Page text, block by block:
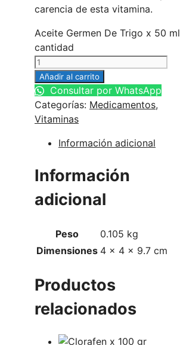
carencia de esta vitamina.
Aceite Germen De Trigo x 50 ml
cantidad
Añadir al carrito
Consultar por WhatsApp
Categorías: Medicamentos,
Vitaminas
Información adicional
Información
adicional
Peso
0.105 kg
Dimensiones 4 × 4 × 9.7 cm
Productos
relacionados